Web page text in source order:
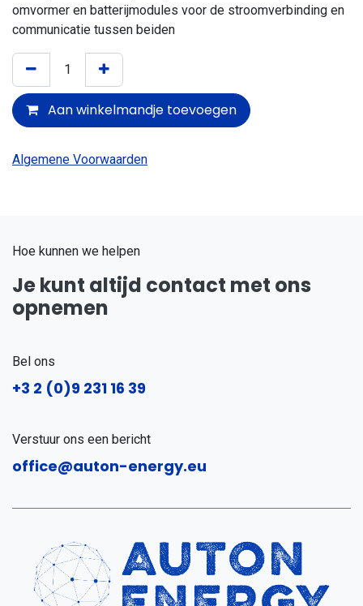
omvormer en batterijmodules voor de stroomverbinding en
communicatie tussen beiden
Aan winkelmandje toevoegen
Algemene Voorwaarden
Hoe kunnen we helpen
Je kunt altijd contact met ons
opnemen
Bel ons
+3 2 (0)9 231 16 39
Verstuur ons een bericht
office@auton-energy.eu